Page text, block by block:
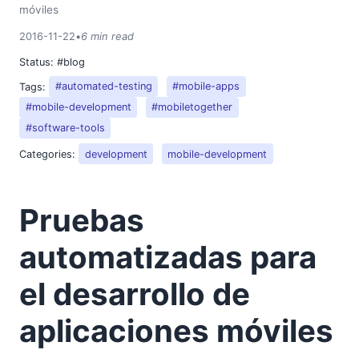
móviles
2016-11-22•6 min read
Status: #blog
Tags:
#automated-testing
#mobile-apps
#mobile-development
#mobiletogether
#software-tools
Categories: development mobile-development
Pruebas
automatizadas para
el desarrollo de
aplicaciones móviles